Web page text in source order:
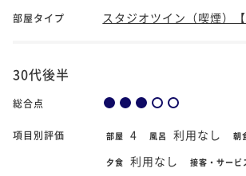
部屋タイプ スタジオツイン（喫煙）【
30代後半
総合点
項目別評価 部屋 4 風呂 利用なし 朝
夕食 利用なし 接客・サービ